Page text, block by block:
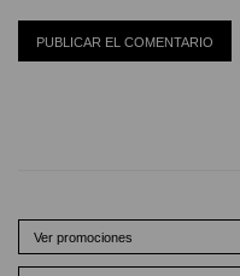
Ver promociones